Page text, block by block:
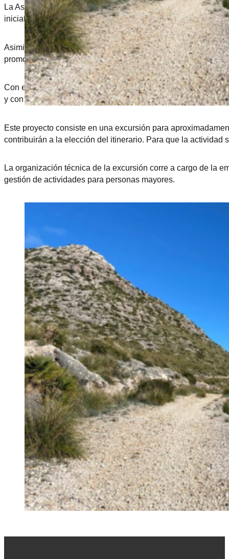
La Asociación de Mayores de Colònia de Sant Pere cuenta
iniciativas tienen como objetivo fomentar la participación
Asimismo, las actividades desarrolladas por la asociación
promover estilos de vida saludables que fomenten un
Con este fin, la asociación organiza un amplio programa de
y con una gran participación de sus socios.
Este proyecto consiste en una excursión para
contribuirán a la elección del itinerario. Para que la
La organización técnica de la excursión corre a cargo de la
gestión de actividades para personas mayores.